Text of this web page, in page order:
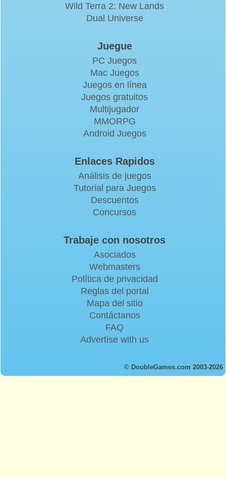
Wild Terra 2: New Lands
Dual Universe
Juegue
PC Juegos
Mac Juegos
Juegos en línea
Juegos gratuitos
Multijugador
MMORPG
Android Juegos
Enlaces Rapidos
Análisis de juegos
Tutorial para Juegos
Descuentos
Concursos
Trabaje con nosotros
Asociados
Webmasters
Política de privacidad
Reglas del portal
Mapa del sitio
Contáctanos
FAQ
Advertise with us
© DoubleGames.com 2003-2026